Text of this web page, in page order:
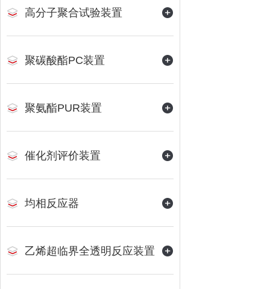
高分子聚合试验装置
聚碳酸酯PC装置
聚氨酯PUR装置
催化剂评价装置
均相反应器
乙烯超临界全透明反应装置